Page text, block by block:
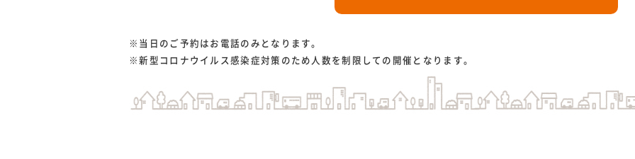
※当日のご予約はお電話のみとなります。
※新型コロナウイルス感染症対策のため人数を制限しての開催となります。